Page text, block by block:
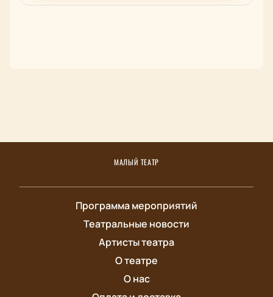
МАЛЫЙ ТЕАТР
Программа мероприятий
Театральные новости
Артисты театра
О театре
О нас